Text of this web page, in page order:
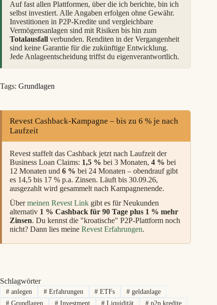
Auf fast allen Plattformen, über die ich berichte, bin ich
selbst investiert. Alle Angaben erfolgen ohne Gewähr.
Investitionen in P2P-Kredite und vergleichbare
Vermögensanlagen sind mit Risiken bis hin zum
Totalausfall verbunden. Renditen in der Vergangenheit
sind keine Garantie für die zukünftige Entwicklung.
Jede Anlageentscheidung triffst du eigenverantwortlich.
Tags: Grundlagen
Revest Cashback-Kampagne – bis zu 6 % je nach
Laufzeit
Revest staffelt das Cashback jetzt nach Laufzeit der
Business Loan Claims: 1,5 % bei 3 Monaten, 4 % bei
12 Monaten und 6 % bei 24 Monaten – obendrauf gibt
es 14,5 bis 17 % p.a. Zinsen. Läuft bis 30.09.26,
ausgezahlt wird gesammelt nach Kampagnenende.
Übermeinen Revest Link gibt es für Neukunden
alternativ 1 % Cashback für 90 Tage plus 1 % mehr
Zinsen. Du kennst die "kroatische" P2P-Plattform noch
nicht? Dann lies meine Revest Erfahrungen.
Schlagwörter
#anlegen #Erfahrungen # ETFs # geldanlage
#Grundlagen #Investment # Liquidität # p2p kredite